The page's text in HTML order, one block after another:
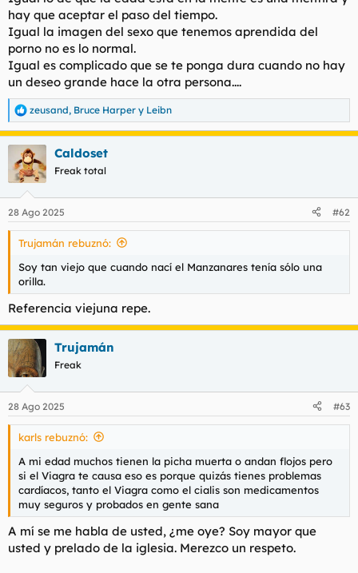
:
hay que aceptar el paso del tiempo.
Igual la imagen del sexo que tenemos aprendida del
porno no es lo normal.
Igual es complicado que se te ponga dura cuando no hay
un deseo grande hace la otra persona....
R
e
a
c
i
e
s
zeusand, Bruce Harper y Leibn
Caldoset
Freak total
28 Ago 2025 #62
Trujamán rebuznó:
Soy tan viejo que cuando nací el Manzanares tenía sólo una
orilla.
Referencia viejuna repe.
Trujamán
Freak
28 Ago 2025 #63
karls rebuznó:
A mi edad muchos tienen la picha muerta o andan flojos pero
si el Viagra te causa eso es porque quizás tienes problemas
cardíacos, tanto el Viagra como el cialis son medicamentos
muy seguros y probados en gente sana
A mí se me habla de usted, ¿me oye? Soy mayor que
usted y prelado de la iglesia. Merezco un respeto.